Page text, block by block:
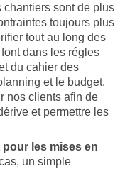
chantiers sont de plus
toujours plus
tout au long des
dans les régles
du cahier des
et le budget.
nos clients afin de
et permettre les
les mises en
un simple